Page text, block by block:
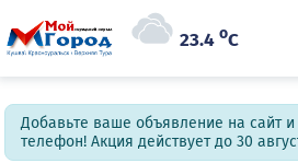
23.4oC
Добавьте ваше объявление на сайт
телефон! Акция действует до 30